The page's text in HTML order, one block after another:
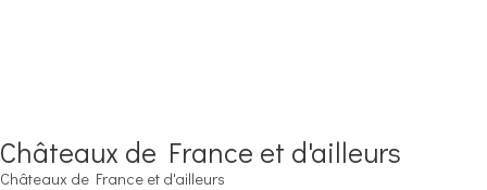
Châteaux de France et d'ailleurs
Châteaux de France et d'ailleurs